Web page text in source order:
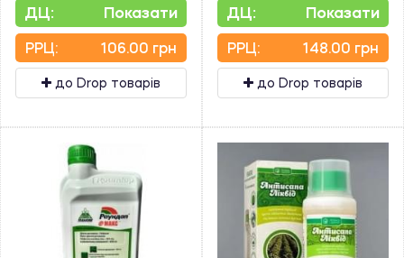
ДЦ: Показати
PPЦ: 106.00 грн
до Drop товарів
ДЦ: Показати
PPЦ: 148.00 грн
до Drop товарів